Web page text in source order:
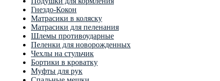
Гнездо-Кокон
Матрасики в коляску
Матрасики для пеленания
Шлемы противоударные
Пеленки для новорожденных
Чехлы на стульчик
Бортики в кроватку
Муфты для рук